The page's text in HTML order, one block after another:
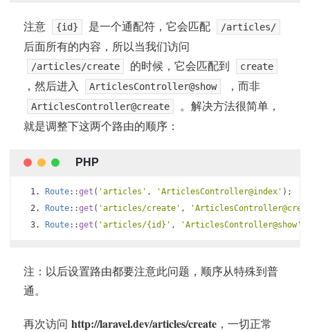
注意 {id} 是一个通配符，它会匹配 /articles/
后面所有的内容，所以当我们访问
/articles/create 的时候，它会匹配到 create
，然后进入 ArticlesController@show ，而非
ArticlesController@create
。解决方法很简单，
就是调整下这两个路由的顺序：
Route::get ( 'articles' , 'ArticlesController@index' );
Route::get ( 'articles/create' ,
Route::get ( 'articles/{id}' , 'ArticlesController@show'
注：以后设置路由都要注意此问题，顺序从特殊到普
通。
再次访问 http://laravel.dev/articles/create ，一切正常